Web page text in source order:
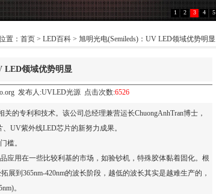
1 2 3 4 5
置： 首页 > LED百科 > 旭明光电(Semileds)：UV LED领域优势明显
LED领域优势明显
发布人:UVLED光源 点击次数:6526
的专利和技术。该公司总经理兼营运长ChuongAnhTran博士，
UV紫外线LED芯片的新努力成果。
槛。
用在一些比较利基的市场，如验钞机，特殊胶体黏着固化。根
到365nm-420nm的波长阶段，越低的波长其实是越难生产的，
。